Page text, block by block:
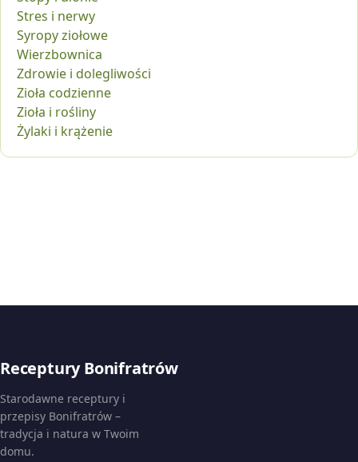
Stres i nerwy
Syropy ziołowe
Wierzbownica
Zdrowie i dolegliwości
Zioła codzienne
Zioła i rośliny
Żylaki i krążenie
Receptury Bonifratrów
Starodawne receptury i
przepisy Bonifratrów –
tradycja i natura w Twoim
domu.